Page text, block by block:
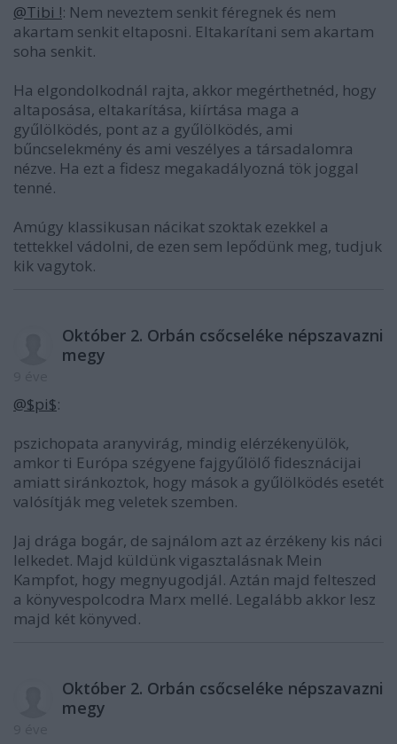
@Tibi !: Nem neveztem senkit féregnek és nem
akartam senkit eltaposni. Eltakarítani sem akartam
soha senkit.
Ha elgondolkodnál rajta, akkor megérthetnéd, hogy
altaposása, eltakarítása, kiírtása maga a
gyűlölködés, pont az a gyűlölködés, ami
bűncselekmény és ami veszélyes a társadalomra
nézve. Ha ezt a fidesz megakadályozná tök joggal
tenné.
Amúgy klassikusan nácikat szoktak ezekkel a
tettekkel vádolni, de ezen sem lepődünk meg, tudjuk
kik vagytok.
Október 2. Orbán csőcseléke népszavazni
megy
@$pi$:
pszichopata aranyvirág, mindig elérzékenyülök,
amkor ti Európa szégyene fajgyűlölő fidesznácijai
amiatt siránkoztok, hogy mások a gyűlölködés esetét
valósítják meg veletek szemben.
Jaj drága bogár, de sajnálom azt az érzékeny kis náci
lelkedet. Majd küldünk vigasztalásnak Mein
Kampfot, hogy megnyugodjál. Aztán majd felteszed
a könyvespolcodra Marx mellé. Legalább akkor lesz
majd két könyved.
Október 2. Orbán csőcseléke népszavazni
megy